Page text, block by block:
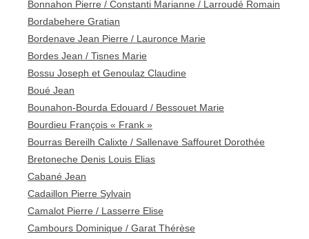
Bonnahon Pierre / Constanti Marianne / Larroudé Romain
Bordabehere Gratian
Bordenave Jean Pierre / Lauronce Marie
Bordes Jean / Tisnes Marie
Bossu Joseph et Genoulaz Claudine
Boué Jean
Bounahon-Bourda Edouard / Bessouet Marie
Bourdieu François « Frank »
Bourras Bereilh Calixte / Sallenave Saffouret Dorothée
Bretoneche Denis Louis Elias
Cabané Jean
Cadaillon Pierre Sylvain
Camalot Pierre / Lasserre Elise
Cambours Dominique / Garat Thérèse